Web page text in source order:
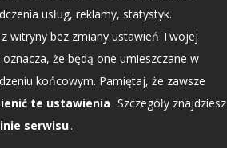
budowlane
- Przed budową
- Wybieam projekt
- Buduję dom
usług, reklamy, statystyk.
witryny bez zmiany ustawień Twojej
że będą one umieszczane w
końcowym. Pamiętaj, że zawsze
te ustawienia . Szczegóły znajdziesz
serwisu.